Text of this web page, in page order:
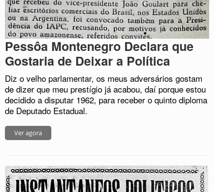
Pessôa Montenegro Declara que
Gostaria de Deixar a Política
Diz o velho parlamentar, os meus adversários gostam
de dizer que meu prestígio já acabou, daí porque estou
decidido a disputar 1962, para receber o quinto diploma
de Deputado Estadual.
Ver agora